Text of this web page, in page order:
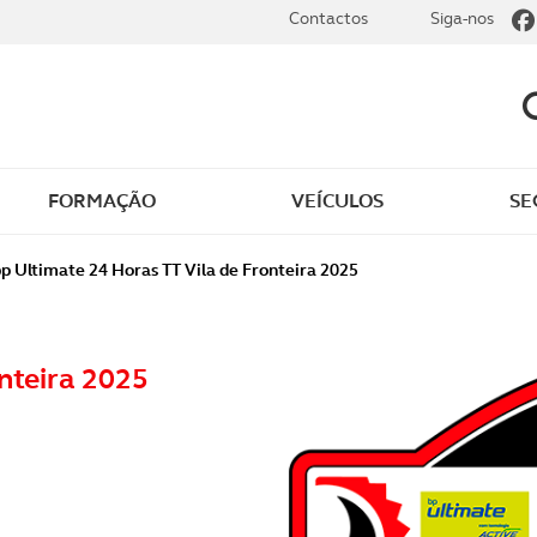
Clássicos
Revista ACP Edição
impressa
FORMAÇÃO VEÍCULOS
Contactos Siga-nos
Ultimate 24 Horas TT Vila de Fronteira 2025
2025